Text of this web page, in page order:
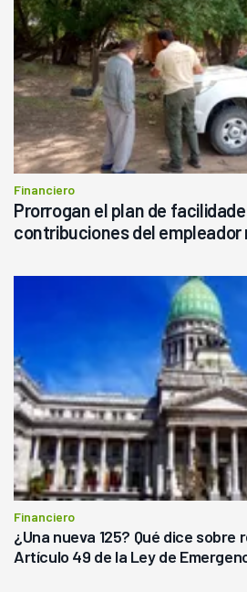
Financiero
Prorrogan el plan de
contribuciones del empleador
Financiero
¿Una nueva 125? Qué dice sobre
Artículo 49 de la Ley de